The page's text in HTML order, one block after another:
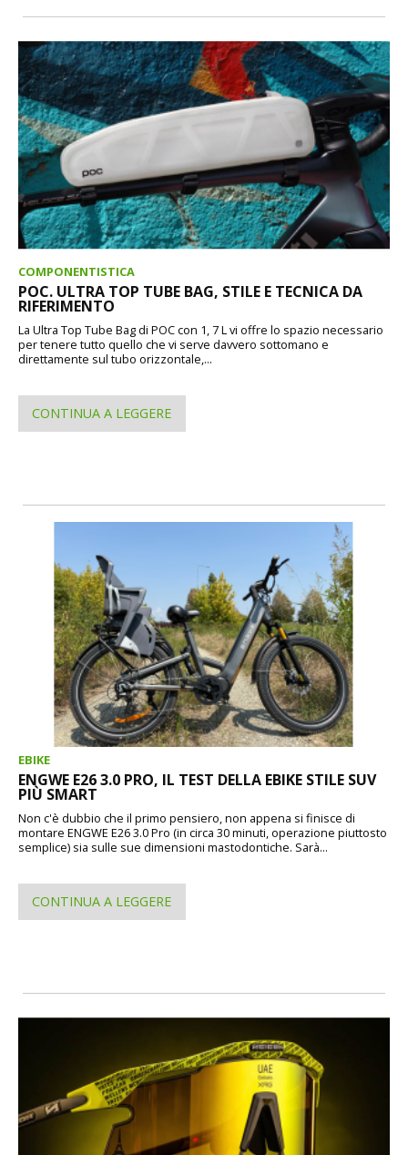
COMPONENTISTICA
POC. ULTRA TOP TUBE BAG, STILE E TECNICA DA
RIFERIMENTO
La Ultra Top Tube Bag di POC con 1, 7 L vi offre lo spazio necessario
per tenere tutto quello che vi serve davvero sottomano e
direttamente sul tubo orizzontale,...
CONTINUA A LEGGERE
EBIKE
ENGWE E26 3.0 PRO, IL TEST DELLA EBIKE STILE SUV
PIÙ SMART
Non c'è dubbio che il primo pensiero, non appena si finisce di
montare ENGWE E26 3.0 Pro (in circa 30 minuti, operazione piuttosto
semplice) sia sulle sue dimensioni mastodontiche. Sarà...
CONTINUA A LEGGERE